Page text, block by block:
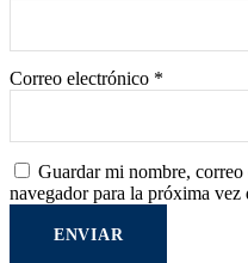
Correo electrónico *
Guardar mi nombre,
navegador para la próxima vez